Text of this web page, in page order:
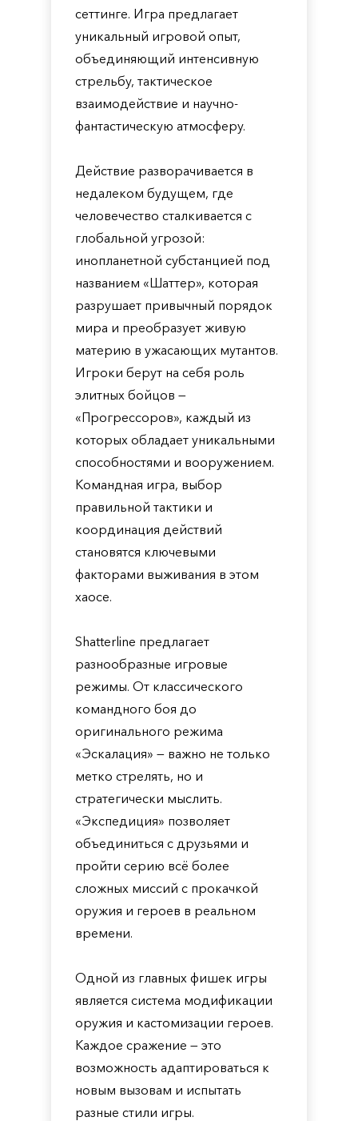
сеттинге. Игра предлагает
уникальный игровой опыт,
объединяющий интенсивную
стрельбу, тактическое
взаимодействие и научно-
фантастическую атмосферу.
Действие разворачивается в
недалеком будущем, где
человечество сталкивается с
глобальной угрозой:
инопланетной субстанцией под
названием «Шаттер», которая
разрушает привычный порядок
мира и преобразует живую
материю в ужасающих мутантов.
Игроки берут на себя роль
элитных бойцов —
«Прогрессоров», каждый из
которых обладает уникальными
способностями и вооружением.
Командная игра, выбор
правильной тактики и
координация действий
становятся ключевыми
факторами выживания в этом
хаосе.
Shatterline предлагает
разнообразные игровые
режимы. От классического
командного боя до
оригинального режима
«Эскалация» — важно не только
метко стрелять, но и
стратегически мыслить.
«Экспедиция» позволяет
объединиться с друзьями и
пройти серию всё более
сложных миссий с прокачкой
оружия и героев в реальном
времени.
Одной из главных фишек игры
является система модификации
оружия и кастомизации героев.
Каждое сражение — это
возможность адаптироваться к
новым вызовам и испытать
разные стили игры.